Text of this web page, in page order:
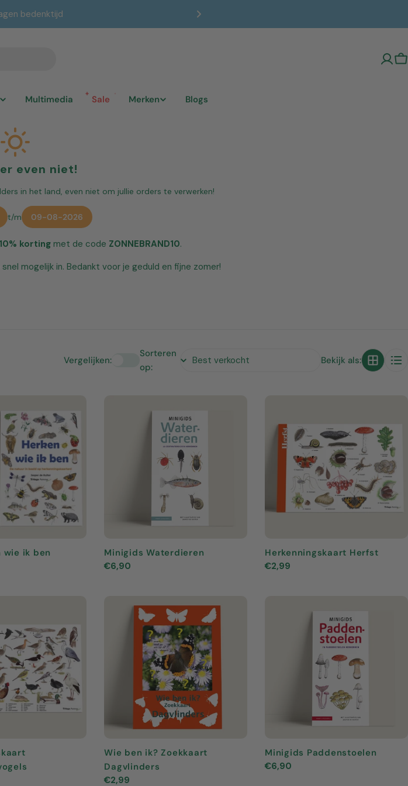
1-2 werkdagen
Multimedia Sale Merken Blogs
even niet!
in het land, even niet om jullie orders te verwerken!
t/m 09-08-2026
10% kortingmet de code ZONNEBRAND10.
mogelijk in. Bedankt voor je geduld en fijne zomer!
Vergelijken:
Sorteren
op:
Bekijk als:
wie ik ben
Minigids Waterdieren
Normale
€6,90
Herkenningskaart Herfst
Normale
€2,99
Wie ben ik? Zoekkaart
Dagvlinders
Normale
€2,99
Minigids Paddenstoelen
Normale
€6,90